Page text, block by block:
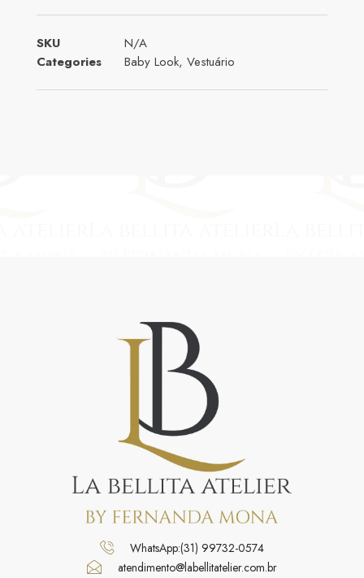
SKU
N/A
Categories
Baby Look, Vestuário
WhatsApp:(31) 99732-0574
atendimento@labellitatelier.com.br